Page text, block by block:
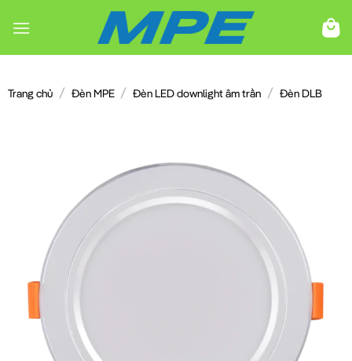
đến
Trang chủ / Đèn MPE / Đèn LED downlight âm trần / Đèn DLB